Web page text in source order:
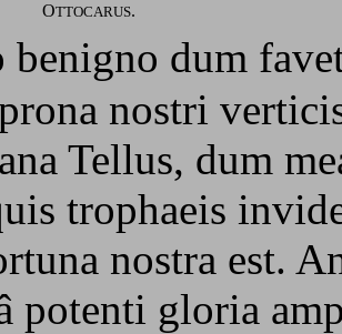
OTTOCARUS.
benigno dum
nostri
Tellus, dum
trophaeis
nostra est.
potenti gloria